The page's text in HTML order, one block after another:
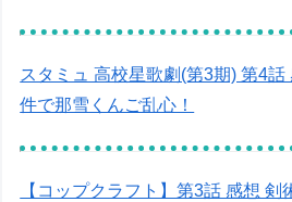
スタミュ 高校星歌劇(第3期) 第4
件で那雪くんご乱心！
【コップクラフト】第3話 感想 剣